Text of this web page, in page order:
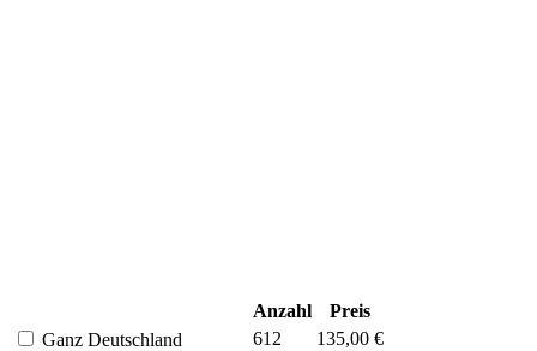
Anzahl
Preis
Ganz Deutschland
612
135,00 €